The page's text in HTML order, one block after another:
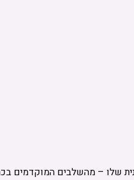
שלו – מהשלבים המוקדמים